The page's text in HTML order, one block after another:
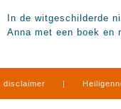
In de witgeschilderde
Anna met een boek en
disclaimer |